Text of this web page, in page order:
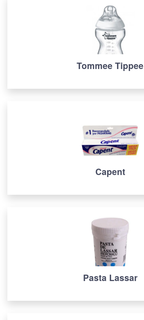
Tommee Tippee
Capent
Pasta Lassar